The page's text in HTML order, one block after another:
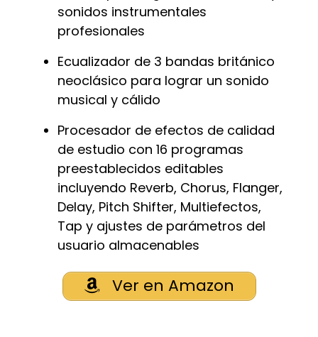
sonidos instrumentales
profesionales
Ecualizador de 3 bandas británico
neoclásico para lograr un sonido
musical y cálido
Procesador de efectos de calidad
de estudio con 16 programas
preestablecidos editables
incluyendo Reverb, Chorus, Flanger,
Delay, Pitch Shifter, Multiefectos,
Tap y ajustes de parámetros del
usuario almacenables
Ver en Amazon